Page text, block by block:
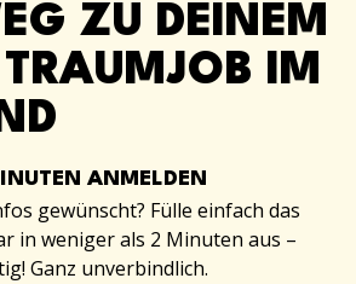
ZU DEINEM
IM
ANMELDEN
gewünscht? Fülle einfach das
in weniger als 2 Minuten aus –
Ganz unverbindlich.